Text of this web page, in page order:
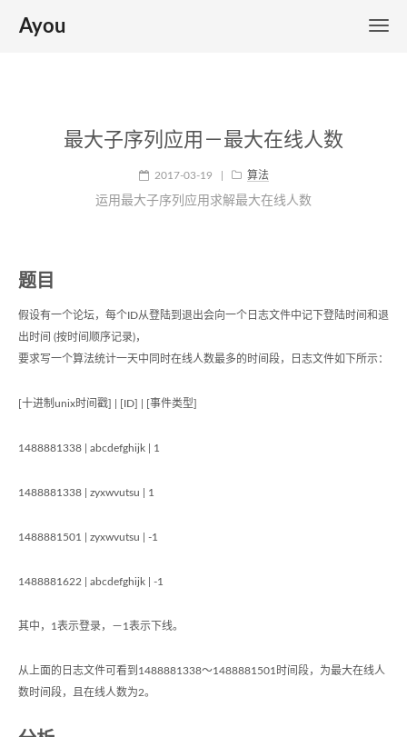
Ayou
最大子序列应用－最大在线人数
2017-03-19 算法
运用最大子序列应用求解最大在线人数
题目
假设有一个论坛，每个ID从登陆到退出会向一个日志文件中记下登陆时间和退
出时间 (按时间顺序记录)，
要求写一个算法统计一天中同时在线人数最多的时间段，日志文件如下所示：
[十进制unix时间戳] | [ID] | [事件类型]
1488881338 | abcdefghijk | 1
1488881338 | zyxwvutsu | 1
1488881501 | zyxwvutsu | -1
1488881622 | abcdefghijk | -1
其中，1表示登录，－1表示下线。
从上面的日志文件可看到1488881338～1488881501时间段，为最大在线人
数时间段，且在线人数为2。